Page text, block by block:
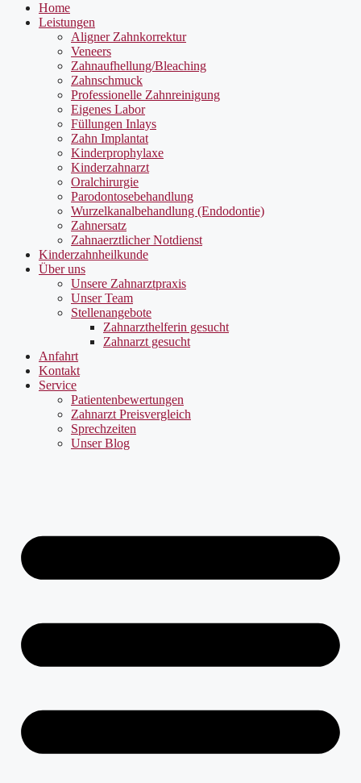
Home
Leistungen
Aligner Zahnkorrektur
Veneers
Zahnaufhellung/Bleaching
Zahnschmuck
Professionelle Zahnreinigung
Eigenes Labor
Füllungen Inlays
Zahn Implantat
Kinderprophylaxe
Kinderzahnarzt
Oralchirurgie
Parodontosebehandlung
Wurzelkanalbehandlung (Endodontie)
Zahnersatz
Zahnaerztlicher Notdienst
Kinderzahnheilkunde
Über uns
Unsere Zahnarztpraxis
Unser Team
Stellenangebote
Zahnarzthelferin gesucht
Zahnarzt gesucht
Anfahrt
Kontakt
Service
Patientenbewertungen
Zahnarzt Preisvergleich
Sprechzeiten
Unser Blog